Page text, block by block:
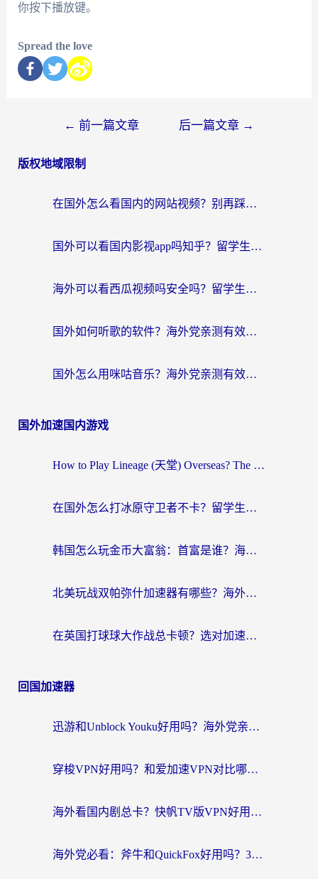
你按下播放键。
Spread the love
← 前一篇文章 后一篇文章 →
版权地域限制
在国外怎么看国内的网站视频？别再踩坑！选对加速器秒回国内冲浪
国外可以看国内影视app吗知乎？留学生亲测有效的回国加速方案
海外可以看西瓜视频吗安全吗？留学生亲测：3步解决回国追剧难题，附靠谱加速器推荐
国外如何听歌的软件？海外党亲测有效的回国加速器指南
国外怎么用咪咕音乐？海外党亲测有效的听歌自由指南
国外加速国内游戏
How to Play Lineage (天堂) Overseas? The Ultimate Guide to Choosing the Best Chinese Server Game Accelerator (在国外打天堂加速器)
在国外怎么打冰原守卫者不卡？留学生亲测的国服游戏加速指南
韩国怎么玩金币大富翁：首富是谁？海外党国服游戏加速全攻略
北美玩战双帕弥什加速器有哪些？海外党亲测好用的国服加速指南
在英国打球球大作战总卡顿？选对加速器让你告别延迟（附实测攻略）
回国加速器
迅游和Unblock Youku好用吗？海外党亲测：3个维度教你选对回国加速器
穿梭VPN好用吗？和爱加速VPN对比哪个回国效果更好？海外党必看的实用指南
海外看国内剧总卡？快帆TV版VPN好用吗？和海牛VPN对比哪个回国效果更好？
海外党必看：斧牛和QuickFox好用吗？3步选对回国加速器，无缝刷国内剧玩游戏